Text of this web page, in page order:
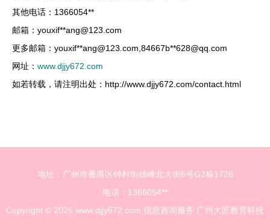
其他电话：1366054**
邮箱：youxif**ang@123.com
更多邮箱：youxif**ang@123.com ,84667b**628@qq.com
网址： www.djjy672.com
如若转载，请注明出处：http://www.djjy672.com/contact.html
地址：广州市番禺区钟村街雄峰北大街6号G2栋1726
电话：1366054**
Copyright © 2026 www.djjy672.com 信息咨询服务 广州大匠教育科技